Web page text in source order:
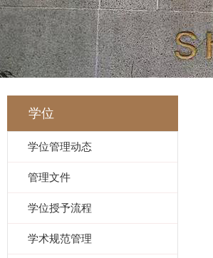
学位
学位管理动态
管理文件
学位授予流程
学术规范管理